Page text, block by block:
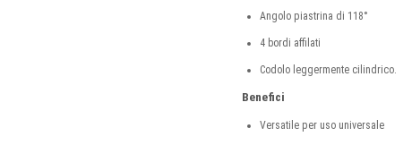
Angolo piastrina di 118°
4 bordi affilati
Codolo leggermente cilindrico.
Benefici
Versatile per uso universale